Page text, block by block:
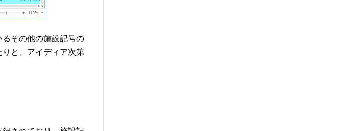
その他の施設記号の
と、アイディア次第